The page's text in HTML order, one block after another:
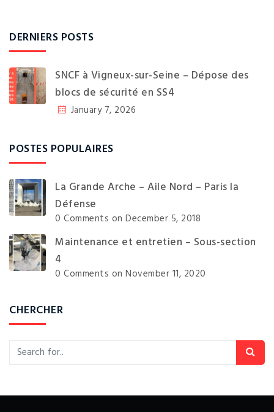
DERNIERS POSTS
SNCF à Vigneux-sur-Seine – Dépose des
blocs de sécurité en SS4
January 7, 2026
POSTES POPULAIRES
La Grande Arche – Aile Nord – Paris la
Défense
0 Comments on December 5, 2018
Maintenance et entretien – Sous-section
4
0 Comments on November 11, 2020
CHERCHER